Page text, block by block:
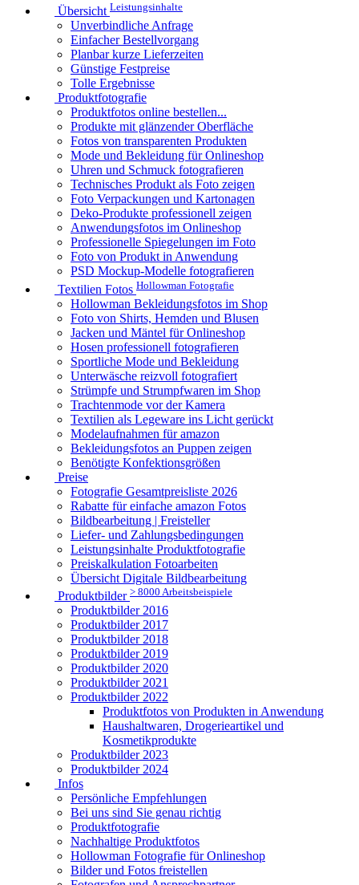
Übersicht Leistungsinhalte
Unverbindliche Anfrage
Einfacher Bestellvorgang
Planbar kurze Lieferzeiten
Günstige Festpreise
Tolle Ergebnisse
Produktfotografie
Produktfotos online bestellen...
Produkte mit glänzender Oberfläche
Fotos von transparenten Produkten
Mode und Bekleidung für Onlineshop
Uhren und Schmuck fotografieren
Technisches Produkt als Foto zeigen
Foto Verpackungen und Kartonagen
Deko-Produkte professionell zeigen
Anwendungsfotos im Onlineshop
Professionelle Spiegelungen im Foto
Foto von Produkt in Anwendung
PSD Mockup-Modelle fotografieren
Textilien Fotos Hollowman Fotografie
Hollowman Bekleidungsfotos im Shop
Foto von Shirts, Hemden und Blusen
Jacken und Mäntel für Onlineshop
Hosen professionell fotografieren
Sportliche Mode und Bekleidung
Unterwäsche reizvoll fotografiert
Strümpfe und Strumpfwaren im Shop
Trachtenmode vor der Kamera
Textilien als Legeware ins Licht gerückt
Modelaufnahmen für amazon
Bekleidungsfotos an Puppen zeigen
Benötigte Konfektionsgrößen
Preise
Fotografie Gesamtpreisliste 2026
Rabatte für einfache amazon Fotos
Bildbearbeitung | Freisteller
Liefer- und Zahlungsbedingungen
Leistungsinhalte Produktfotografie
Preiskalkulation Fotoarbeiten
Übersicht Digitale Bildbearbeitung
Produktbilder > 8000 Arbeitsbeispiele
Produktbilder 2016
Produktbilder 2017
Produktbilder 2018
Produktbilder 2019
Produktbilder 2020
Produktbilder 2021
Produktbilder 2022
Produktfotos von Produkten in Anwendung
Haushaltwaren, Drogerieartikel und
Kosmetikprodukte
Produktbilder 2023
Produktbilder 2024
Infos
Persönliche Empfehlungen
Bei uns sind Sie genau richtig
Produktfotografie
Nachhaltige Produktfotos
Hollowman Fotografie für Onlineshop
Bilder und Fotos freistellen